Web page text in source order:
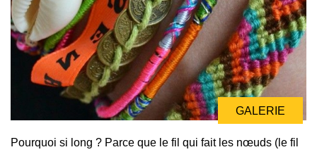
GALERIE
Pourquoi si long ? Parce que le fil qui fait les nœuds (le fil